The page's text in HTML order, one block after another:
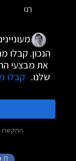
רנו
הנכון. קבלו
את מבצעי
שלנו. קבלו
התקשרו